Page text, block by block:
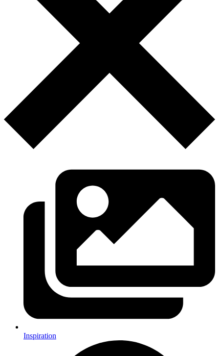
Inspiration